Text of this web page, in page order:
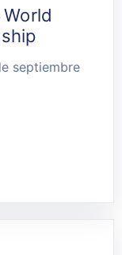
septiembre